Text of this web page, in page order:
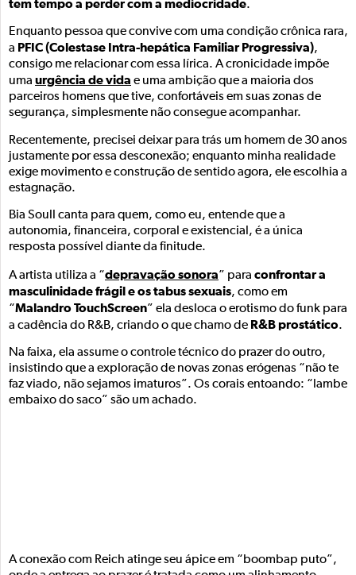
tem tempo a perder com a mediocridade.
Enquanto pessoa que convive com uma condição crônica rara,
a PFIC (Colestase Intra-hepática Familiar Progressiva),
consigo me relacionar com essa lírica. A cronicidade impõe
uma urgência de vida e uma ambição que a maioria dos
parceiros homens que tive, confortáveis em suas zonas de
segurança, simplesmente não consegue acompanhar.
Recentemente, precisei deixar para trás um homem de 30 anos
justamente por essa desconexão; enquanto minha realidade
exige movimento e construção de sentido agora, ele escolhia a
estagnação.
Bia Soull canta para quem, como eu, entende que a
autonomia, financeira, corporal e existencial, é a única
resposta possível diante da finitude.
A artista utiliza a “depravação sonora” para confrontar a
masculinidade frágil e os tabus sexuais, como em
“Malandro TouchScreen” ela desloca o erotismo do funk para
a cadência do R&B, criando o que chamo de R&B prostático.
Na faixa, ela assume o controle técnico do prazer do outro,
insistindo que a exploração de novas zonas erógenas “não te
faz viado, não sejamos imaturos”. Os corais entoando: “lambe
embaixo do saco” são um achado.
A conexão com Reich atinge seu ápice em “boombap puto”,